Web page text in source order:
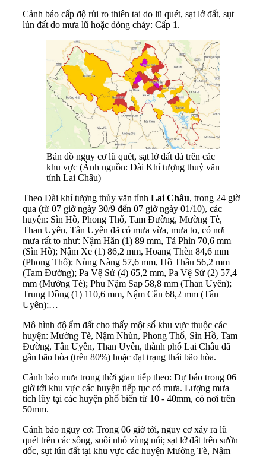
Cảnh báo cấp độ rủi ro thiên tai do lũ quét, sạt lở đất, sụt
lún đất do mưa lũ hoặc dòng chảy: Cấp 1.
Bản đồ nguy cơ lũ quét, sạt lở đất đá trên các
khu vực (Ảnh nguồn: Đài Khí tượng thuỷ văn
tỉnh Lai Châu)
Theo Đài khí tượng thủy văn tỉnh Lai Châu, trong 24 giờ
qua (từ 07 giờ ngày 30/9 đến 07 giờ ngày 01/10), các
huyện: Sìn Hồ, Phong Thổ, Tam Đường, Mường Tè,
Than Uyên, Tân Uyên đã có mưa vừa, mưa to, có nơi
mưa rất to như: Nậm Hăn (1) 89 mm, Tả Phìn 70,6 mm
(Sìn Hồ); Nậm Xe (1) 86,2 mm, Hoang Thèn 84,6 mm
(Phong Thổ); Nùng Nàng 57,6 mm, Hồ Thầu 56,2 mm
(Tam Đường); Pa Vệ Sử (4) 65,2 mm, Pa Vệ Sử (2) 57,4
mm (Mường Tè); Phu Nậm Sap 58,8 mm (Than Uyên);
Trung Đồng (1) 110,6 mm, Nậm Cần 68,2 mm (Tân
Uyên);…
Mô hình độ ẩm đất cho thấy một số khu vực thuộc các
huyện: Mường Tè, Nậm Nhùn, Phong Thổ, Sìn Hồ, Tam
Đường, Tân Uyên, Than Uyên, thành phố Lai Châu đã
gần bão hòa (trên 80%) hoặc đạt trạng thái bão hòa.
Cảnh báo mưa trong thời gian tiếp theo: Dự báo trong 06
giờ tới khu vực các huyện tiếp tục có mưa. Lượng mưa
tích lũy tại các huyện phổ biến từ 10 - 40mm, có nơi trên
50mm.
Cảnh báo nguy cơ: Trong 06 giờ tới, nguy cơ xảy ra lũ
quét trên các sông, suối nhỏ vùng núi; sạt lở đất trên sườn
dốc, sụt lún đất tại khu vực các huyện Mường Tè, Nậm